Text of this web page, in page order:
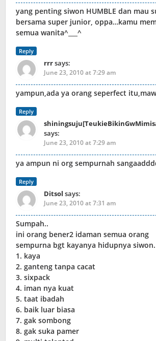
yang penting siwon HUMBLE dan mau
bersama super junior, oppa…kamu
semua wanita^___^
Reply
rrrsays:
June 23, 2010 at 7:29 am
yampun,ada ya orang seperfect
Reply
says:
June 23, 2010 at 7:29 am
ya ampun ni org sempurnah
Reply
Ditsol says:
June 23, 2010 at 7:31 am
Sumpah..
ini orang bener2 idaman semua orang
sempurna bgt kayanya hidupnya siwon.
1. kaya
2. ganteng tanpa cacat
3. sixpack
4. iman nya kuat
5. taat ibadah
6. baik luar biasa
7. gak sombong
8. gak suka pamer